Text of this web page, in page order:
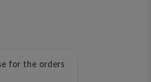
for the orders